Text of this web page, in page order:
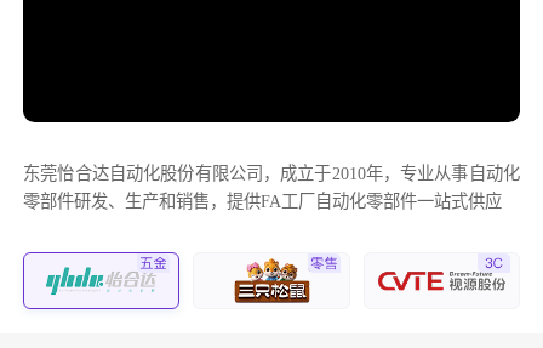
东莞怡合达自动化股份有限公司，成立于2010年，专业从事自动化
零部件研发、生产和销售，提供FA工厂自动化零部件一站式供应